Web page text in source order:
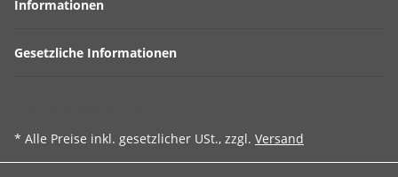
Informationen
Gesetzliche Informationen
* Alle Preise inkl. gesetzlicher USt., zzgl. Versand